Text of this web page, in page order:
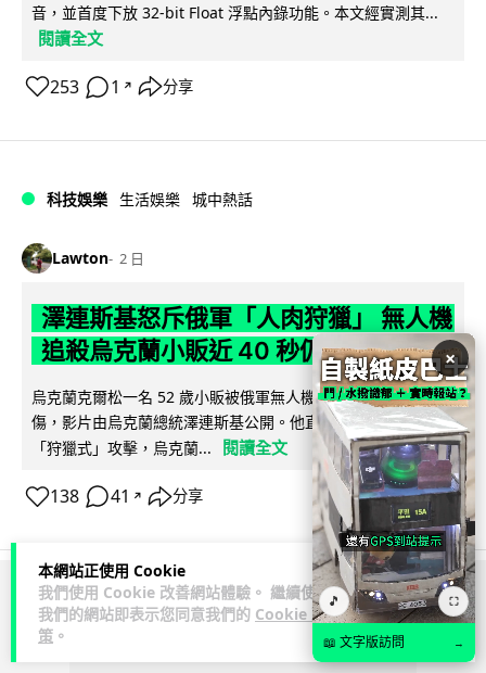
本網站正使用 Cookie
我們使用 Cookie 改善網站體驗。 繼續使用
我們的網站即表示您同意我們的 Cookie 政
策 。
音，並首度下放 32-bit Float 浮點內錄功能。本文經實測其...
閱讀全文
253 1 ↗ 分享
科技娛樂 生活娛樂 城中熱話
Lawton 2 日
澤連斯基怒斥俄軍「人肉狩獵」 無人機
追殺烏克蘭小販近 40 秒仍被炸傷
烏克蘭克爾松一名 52 歲小販被俄軍無人機追擊近 40 秒後被炸
傷，影片由烏克蘭總統澤連斯基公開。他直斥俄軍對平民進行
「狩獵式」攻擊，烏克蘭...
閱讀全文
138 41 ↗ 分享
ADVERTISEMENT
×
🎵 ⛶
📖 文字版訪問 →